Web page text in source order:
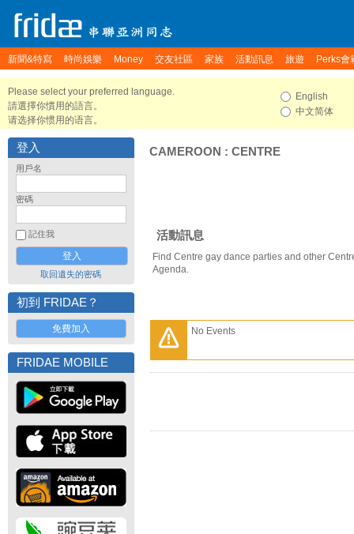
新聞&特寫 時尚娛樂 Money 交友社區 家族 活動訊息 旅遊 Perks會
Please select your preferred language.
請選擇你慣用的語言。
请选择你惯用的语言。
English
中文简体
登入
用戶名
密碼
記住我
取回遺失的密碼
初到 FRIDAE？
免費加入
FRIDAE MOBILE
CAMEROON : CENTRE
活動訊息
Find Centre gay dance parties and other
Agenda.
No Events